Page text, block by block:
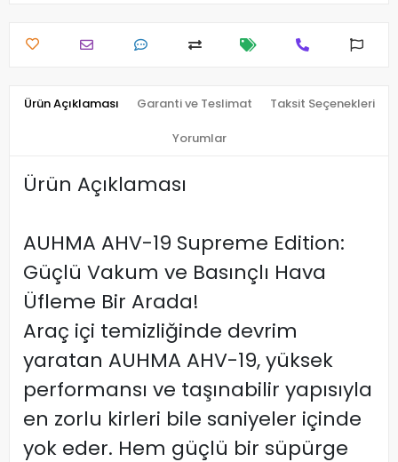
Ürün Açıklaması Garanti ve Teslimat Taksit Seçenekleri
Yorumlar
Ürün Açıklaması
AUHMA AHV-19 Supreme Edition:
Güçlü Vakum ve Basınçlı Hava
Üfleme Bir Arada!
Araç içi temizliğinde devrim
yaratan AUHMA AHV-19, yüksek
performansı ve taşınabilir yapısıyla
en zorlu kirleri bile saniyeler içinde
yok eder. Hem güçlü bir süpürge